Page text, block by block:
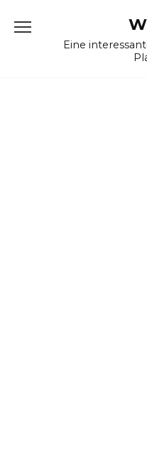
Eine